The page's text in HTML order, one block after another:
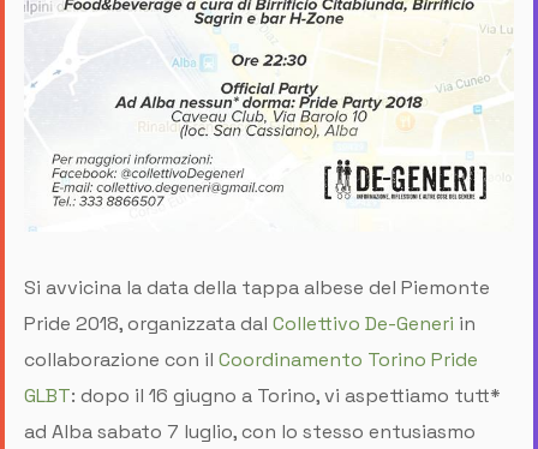
Si avvicina la data della tappa albese del Piemonte
Pride 2018, organizzata dal Collettivo De-Generi in
collaborazione con il Coordinamento Torino Pride
GLBT: dopo il 16 giugno a Torino, vi aspettiamo tutt*
ad Alba sabato 7 luglio, con lo stesso entusiasmo